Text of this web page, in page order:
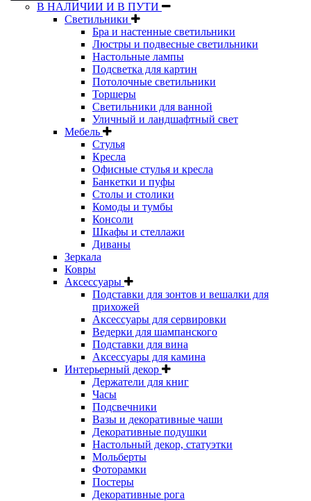
В НАЛИЧИИ И В ПУТИ
Светильники
Бра и настенные светильники
Люстры и подвесные светильники
Настольные лампы
Подсветка для картин
Потолочные светильники
Торшеры
Светильники для ванной
Уличный и ландшафтный свет
Мебель
Стулья
Кресла
Офисные стулья и кресла
Банкетки и пуфы
Столы и столики
Комоды и тумбы
Консоли
Шкафы и стеллажи
Диваны
Зеркала
Ковры
Аксессуары
Подставки для зонтов и вешалки для
прихожей
Аксессуары для сервировки
Ведерки для шампанского
Подставки для вина
Аксессуары для камина
Интерьерный декор
Держатели для книг
Часы
Подсвечники
Вазы и декоративные чаши
Декоративные подушки
Настольный декор, статуэтки
Мольберты
Фоторамки
Постеры
Декоративные рога